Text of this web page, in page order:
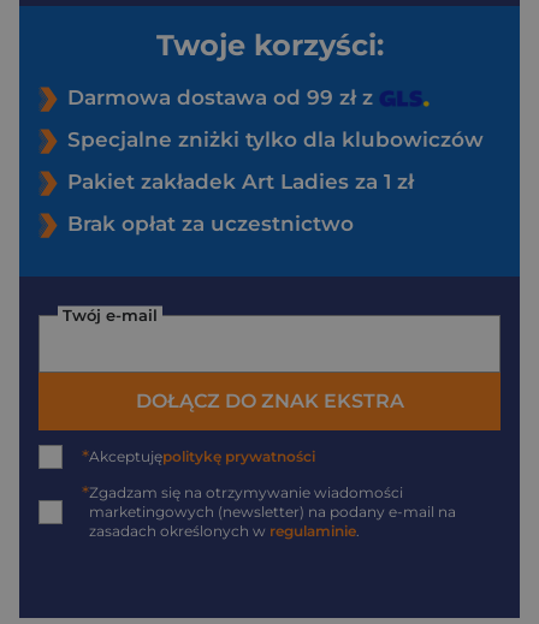
Twoje korzyści:
Darmowa dostawa od 99 zł z
Specjalne zniżki tylko dla klubowiczów
Pakiet zakładek Art Ladies za 1 zł
Brak opłat za uczestnictwo
Twój e-mail
DOŁĄCZ DO ZNAK EKSTRA
*Akceptujępolitykę prywatności
*Zgadzam się na otrzymywanie wiadomości
marketingowych (newsletter) na podany e-mail na
zasadach określonych w regulaminie.